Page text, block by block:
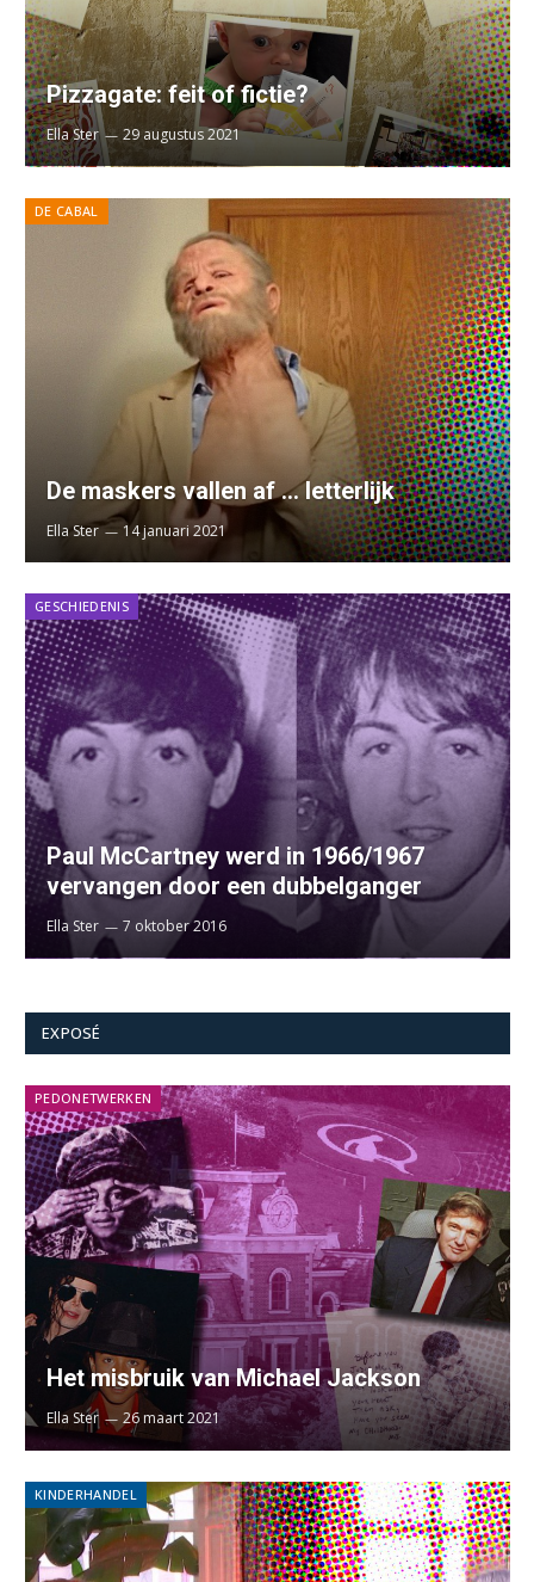
Pizzagate: feit of fictie?
Ella Ster 29 augustus 2021
DE CABAL
De maskers vallen af … letterlijk
Ella Ster 14 januari 2021
GESCHIEDENIS
Paul McCartney werd in 1966/1967
vervangen door een dubbelganger
Ella Ster 7 oktober 2016
EXPOSÉ
PEDONETWERKEN
Het misbruik van Michael Jackson
Ella Ster 26 maart 2021
KINDERHANDEL